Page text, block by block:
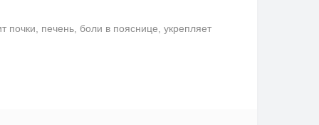
почки, печень, боли в пояснице, укрепляет